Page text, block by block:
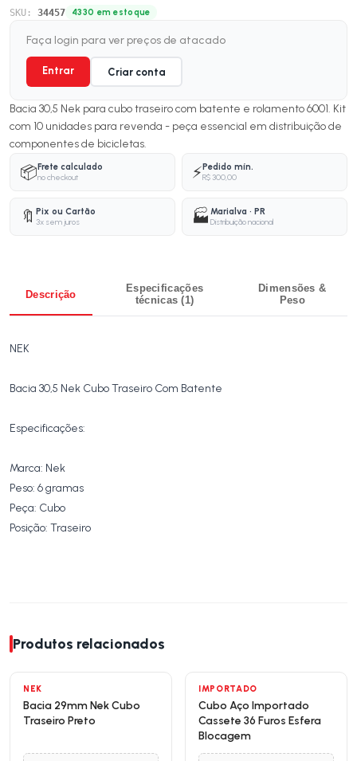
SKU: 34457 4330 em estoque
Faça login para ver preços de atacado
Entrar Criar conta
Bacia 30,5 Nek para cubo traseiro com batente e rolamento 6001. Kit
com 10 unidades para revenda - peça essencial em distribuição de
componentes de bicicletas.
📦Frete calculado
no checkout
⚡Pedido mín.
R$ 300,00
🔖 Pix ou Cartão
3x sem juros
🏭 Marialva · PR
Distribuição nacional
Descrição
Especificações
técnicas (1)
Dimensões &
Peso
NEK
Bacia 30,5 Nek Cubo Traseiro Com Batente
Especificações:
Marca: Nek
Peso: 6 gramas
Peça: Cubo
Posição: Traseiro
Produtos relacionados
NEK
Bacia 29mm Nek Cubo
Traseiro Preto
IMPORTADO
Cubo Aço Importado
Cassete 36 Furos Esfera
Blocagem